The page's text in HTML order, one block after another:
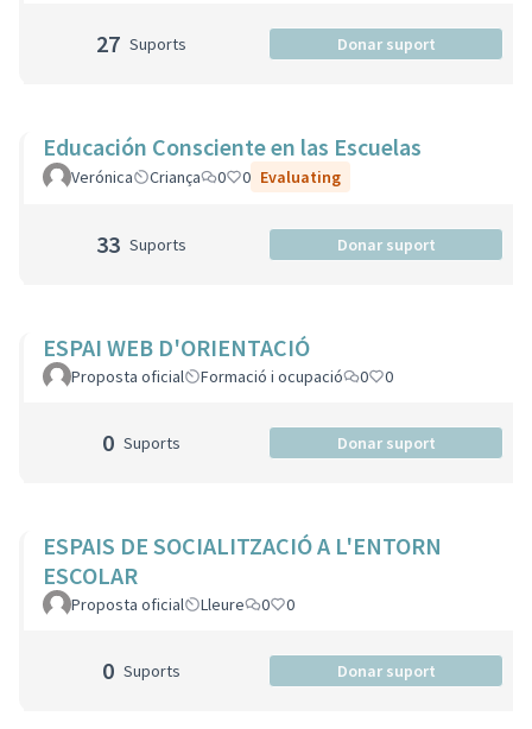
27 Suports Donar suport
Educación Consciente en las Escuelas
Verónica Criança 0 0 Evaluating
33 Suports Donar suport
ESPAI WEB D'ORIENTACIÓ
Proposta oficial Formació i ocupació 0 0
0 Suports Donar suport
ESPAIS DE SOCIALITZACIÓ A L'ENTORN
ESCOLAR
Proposta oficial Lleure 0 0
0 Suports Donar suport